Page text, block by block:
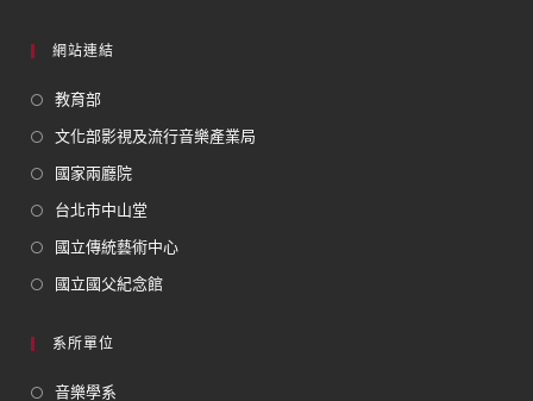
網站連結
教育部
文化部影視及流行音樂產業局
國家兩廳院
台北市中山堂
國立傳統藝術中心
國立國父紀念館
系所單位
音樂學系